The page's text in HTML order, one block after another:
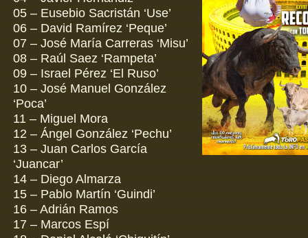
05 – Eusebio Sacristán ‘Use’
06 – David Ramírez ‘Peque’
07 – José María Carreras ‘Misu’
08 – Raúl Saez ‘Rampeta’
09 – Israel Pérez ‘El Ruso’
10 – José Manuel González
‘Poca’
11 – Miguel Mora
12 – Ángel González ‘Pechu’
13 – Juan Carlos García
‘Juancar’
14 – Diego Almarza
15 – Pablo Martín ‘Guindi’
16 – Adrián Ramos
17 – Marcos Espí